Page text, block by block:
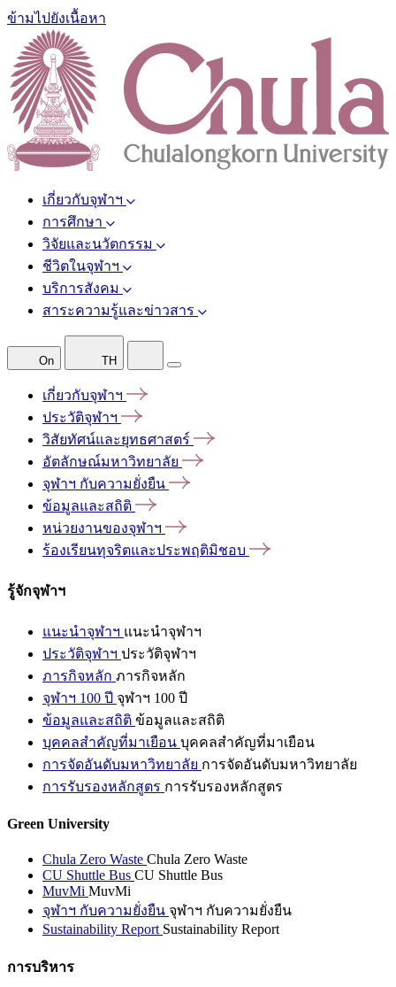
ข้ามไปยังเนื้อหา
เกี่ยวกับจุฬาฯ
การศึกษา
วิจัยและนวัตกรรม
ชีวิตในจุฬาฯ
บริการสังคม
สาระความรู้และข่าวสาร
On TH
เกี่ยวกับจุฬาฯ
ประวัติจุฬาฯ
วิสัยทัศน์และยุทธศาสตร์
อัตลักษณ์มหาวิทยาลัย
จุฬาฯ กับความยั่งยืน
ข้อมูลและสถิติ
หน่วยงานของจุฬาฯ
ร้องเรียนทุจริตและประพฤติมิชอบ
รู้จักจุฬาฯ
แนะนำจุฬาฯ แนะนำจุฬาฯ
ประวัติจุฬาฯ ประวัติจุฬาฯ
ภารกิจหลัก ภารกิจหลัก
จุฬาฯ 100 ปี จุฬาฯ 100 ปี
ข้อมูลและสถิติ ข้อมูลและสถิติ
บุคคลสำคัญที่มาเยือน บุคคลสำคัญที่มาเยือน
การจัดอันดับมหาวิทยาลัย การจัดอันดับมหาวิทยาลัย
การรับรองหลักสูตร การรับรองหลักสูตร
Green University
Chula Zero Waste Chula Zero Waste
CU Shuttle Bus CU Shuttle Bus
MuvMi MuvMi
จุฬาฯ กับความยั่งยืน จุฬาฯ กับความยั่งยืน
Sustainability Report Sustainability Report
การบริหาร